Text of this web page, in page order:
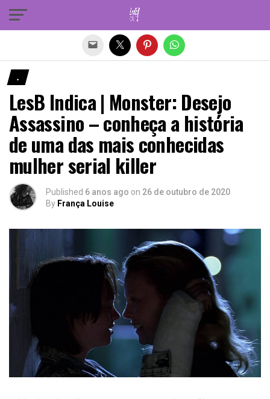
.
LesB Indica | Monster: Desejo
Assassino – conheça a história
de uma das mais conhecidas
mulher serial killer
Published 6 anos ago on 26 de outubro de 2020
By França Louise
Sair da versão mobile